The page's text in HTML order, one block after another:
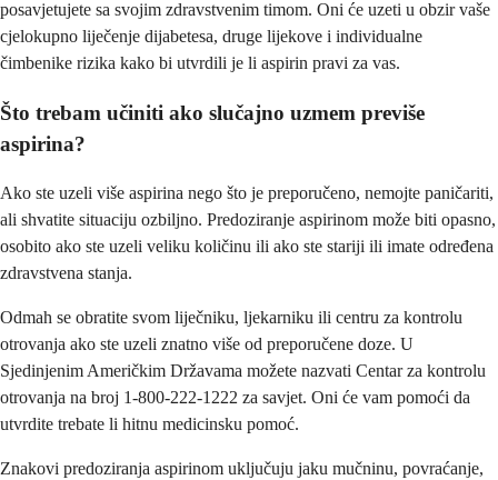
posavjetujete sa svojim zdravstvenim timom. Oni će uzeti u obzir vaše
cjelokupno liječenje dijabetesa, druge lijekove i individualne
čimbenike rizika kako bi utvrdili je li aspirin pravi za vas.
Što trebam učiniti ako slučajno uzmem previše
aspirina?
Ako ste uzeli više aspirina nego što je preporučeno, nemojte paničariti,
ali shvatite situaciju ozbiljno. Predoziranje aspirinom može biti opasno,
osobito ako ste uzeli veliku količinu ili ako ste stariji ili imate određena
zdravstvena stanja.
Odmah se obratite svom liječniku, ljekarniku ili centru za kontrolu
otrovanja ako ste uzeli znatno više od preporučene doze. U
Sjedinjenim Američkim Državama možete nazvati Centar za kontrolu
otrovanja na broj 1-800-222-1222 za savjet. Oni će vam pomoći da
utvrdite trebate li hitnu medicinsku pomoć.
Znakovi predoziranja aspirinom uključuju jaku mučninu, povraćanje,